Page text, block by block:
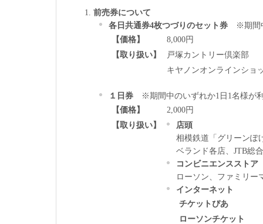
前売券について
各日共通券4枚つづりのセット券※期間中
【価格】
8,000円
【取り扱い】
戸塚カントリー倶楽部
キヤノンオンラインショ
１日券※期間中のいずれか1日1名様が
【価格】
2,000円
【取り扱い】
店頭
相模鉄道「グリーンぽ
ベランド各店、JTB総
コンビニエンスストア
ローソン、ファミリー
インターネット
チケットぴあ
ローソンチケット